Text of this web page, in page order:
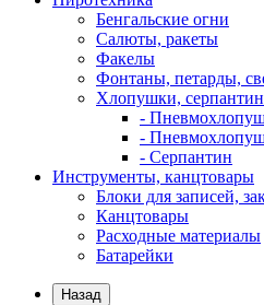
Бенгальские огни
Салюты, ракеты
Факелы
Фонтаны, петарды,
Хлопушки, серпантин
-
-
- Серпантин
Инструменты, канцтовары
Блоки для записей,
Канцтовары
Расходные материалы
Батарейки
Назад